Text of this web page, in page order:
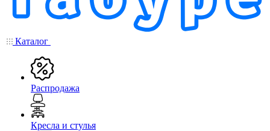
Каталог
Распродажа
Кресла и стулья